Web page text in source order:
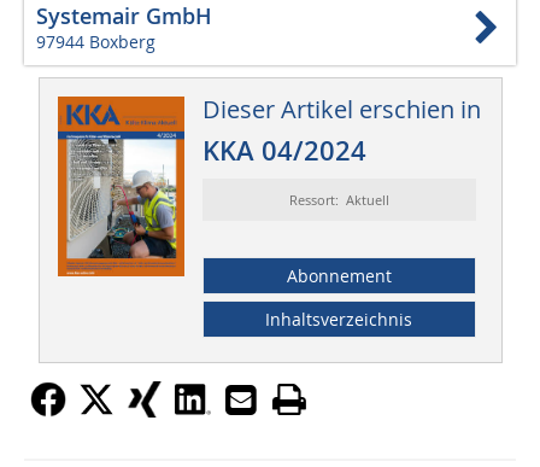
Systemair GmbH
97944 Boxberg
Dieser Artikel erschien in
KKA 04/2024
Ressort: Aktuell
Abonnement
Inhaltsverzeichnis